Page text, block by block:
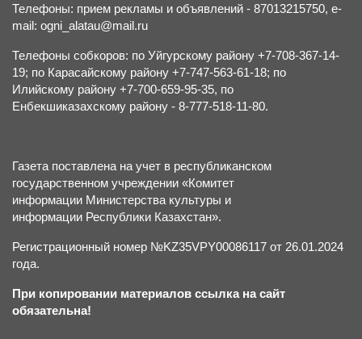
Телефоны: прием рекламы и объявлений - 87013215750, e-
mail: ogni_alatau@mail.ru
Телефоны собкоров: по Уйгурскому району +7-708-367-14-
19; по Карасайскому району +7-747-563-61-18; по
Илийскому району +7-700-659-95-35, по
Енбекшиказахскому району - 8-777-518-11-80.
Газета поставлена на учет в республиканском
государственном учреждении «Комитет
информации Министерства культуры и
информации Республики Казахстан».
Регистрационный номер №KZ35VPY00086117 от 26.01.2024
года.
При копировании материалов ссылка на сайт
обязательна!